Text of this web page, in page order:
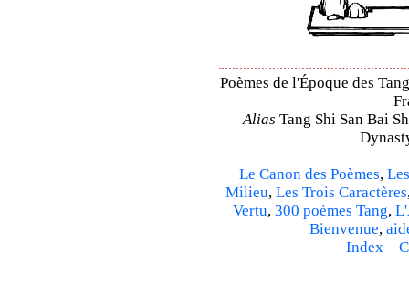
Poèmes de l'Époque des
Alias Tang Shi San Bai
Le Canon des Poèmes,
Milieu, Les Trois Caractères
Vertu, 300 poèmes Tang,
Bienvenue,
Index–